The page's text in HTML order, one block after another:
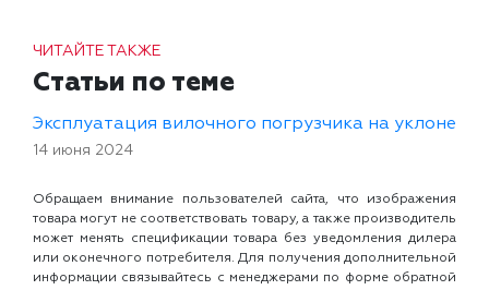
ЧИТАЙТЕ ТАКЖЕ
Статьи по теме
Эксплуатация вилочного погрузчика на уклоне
14 июня 2024
Обращаем внимание пользователей сайта, что изображения
товара могут не соответствовать товару, а также производитель
может менять спецификации товара без уведомления дилера
или оконечного потребителя. Для получения дополнительной
информации связывайтесь с менеджерами по форме обратной